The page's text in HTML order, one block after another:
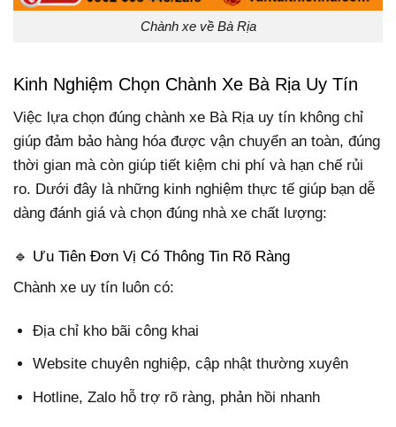
Chành xe về Bà Rịa
Kinh Nghiệm Chọn Chành Xe Bà Rịa Uy Tín
Việc lựa chọn đúng chành xe Bà Rịa uy tín không chỉ
giúp đảm bảo hàng hóa được vận chuyển an toàn, đúng
thời gian mà còn giúp tiết kiệm chi phí và hạn chế rủi
ro. Dưới đây là những kinh nghiệm thực tế giúp bạn dễ
dàng đánh giá và chọn đúng nhà xe chất lượng:
🔹 Ưu Tiên Đơn Vị Có Thông Tin Rõ Ràng
Chành xe uy tín luôn có:
Địa chỉ kho bãi công khai
Website chuyên nghiệp, cập nhật thường xuyên
Hotline, Zalo hỗ trợ rõ ràng, phản hồi nhanh